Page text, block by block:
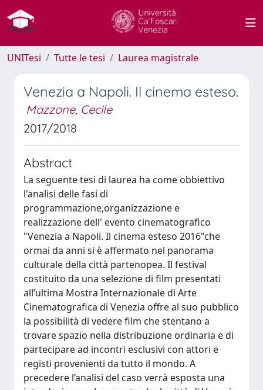
UNITesi Tutte le tesi Laurea magistrale
Venezia a Napoli. Il cinema esteso.
Mazzone, Cecile
2017/2018
Abstract
La seguente tesi di laurea ha come obbiettivo
l'analisi delle fasi di
programmazione,organizzazione e
realizzazione dell' evento cinematografico
"Venezia a Napoli. Il cinema esteso 2016"che
ormai da anni si è affermato nel panorama
culturale della città partenopea. Il festival
costituito da una selezione di film presentati
all’ultima Mostra Internazionale di Arte
Cinematografica di Venezia offre al suo pubblico
la possibilità di vedere film che stentano a
trovare spazio nella distribuzione ordinaria e di
partecipare ad incontri esclusivi con attori e
registi provenienti da tutto il mondo. A
precedere l’analisi del caso verrà esposta una